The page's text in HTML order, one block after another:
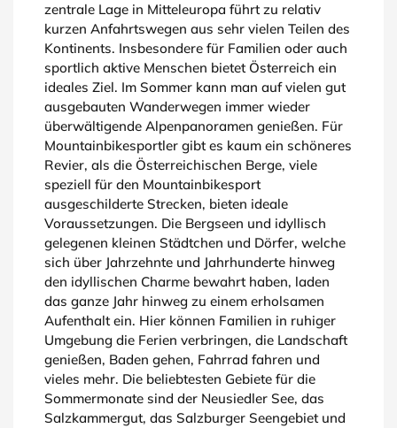
zentrale Lage in Mitteleuropa führt zu relativ
kurzen Anfahrtswegen aus sehr vielen Teilen des
Kontinents. Insbesondere für Familien oder auch
sportlich aktive Menschen bietet Österreich ein
ideales Ziel. Im Sommer kann man auf vielen gut
ausgebauten Wanderwegen immer wieder
überwältigende Alpenpanoramen genießen. Für
Mountainbikesportler gibt es kaum ein schöneres
Revier, als die Österreichischen Berge, viele
speziell für den Mountainbikesport
ausgeschilderte Strecken, bieten ideale
Voraussetzungen. Die Bergseen und idyllisch
gelegenen kleinen Städtchen und Dörfer, welche
sich über Jahrzehnte und Jahrhunderte hinweg
den idyllischen Charme bewahrt haben, laden
das ganze Jahr hinweg zu einem erholsamen
Aufenthalt ein. Hier können Familien in ruhiger
Umgebung die Ferien verbringen, die Landschaft
genießen, Baden gehen, Fahrrad fahren und
vieles mehr. Die beliebtesten Gebiete für die
Sommermonate sind der Neusiedler See, das
Salzkammergut, das Salzburger Seengebiet und